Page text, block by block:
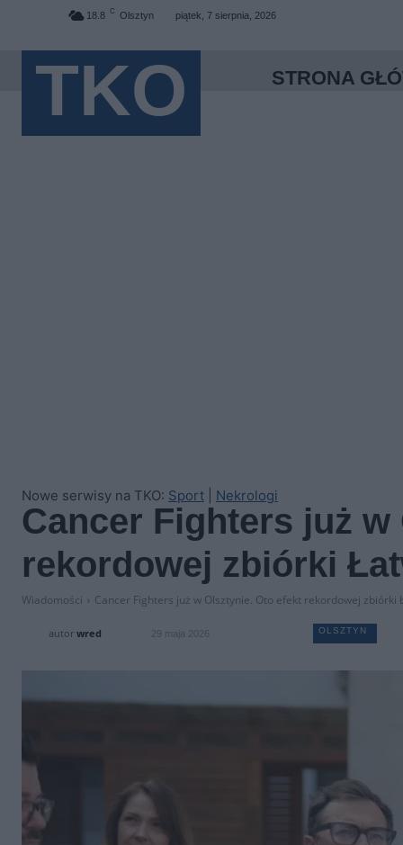
18.8 C Olsztyn piątek, 7 sierpnia, 2026
TKO STRONA
Nowe serwisy na TKO: Sport Nekrologi
Cancer Fighters już
rekordowej zbiórki
Wiadomości Cancer Fighters już w Olsztynie. Oto efekt rekordowej zbiórki
autor wred 29 maja 2026 OLSZTYN